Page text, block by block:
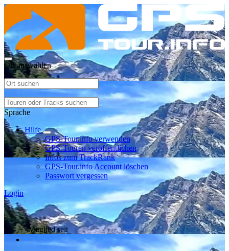
Ort auswählen
Sprache
Hilfe
GPS-Tour.info verwenden
GPS-Touren veröffentlichen
Infos zum TrackRank
GPS-Tour.info Account löschen
Passwort vergessen
Login
Mitglied seit